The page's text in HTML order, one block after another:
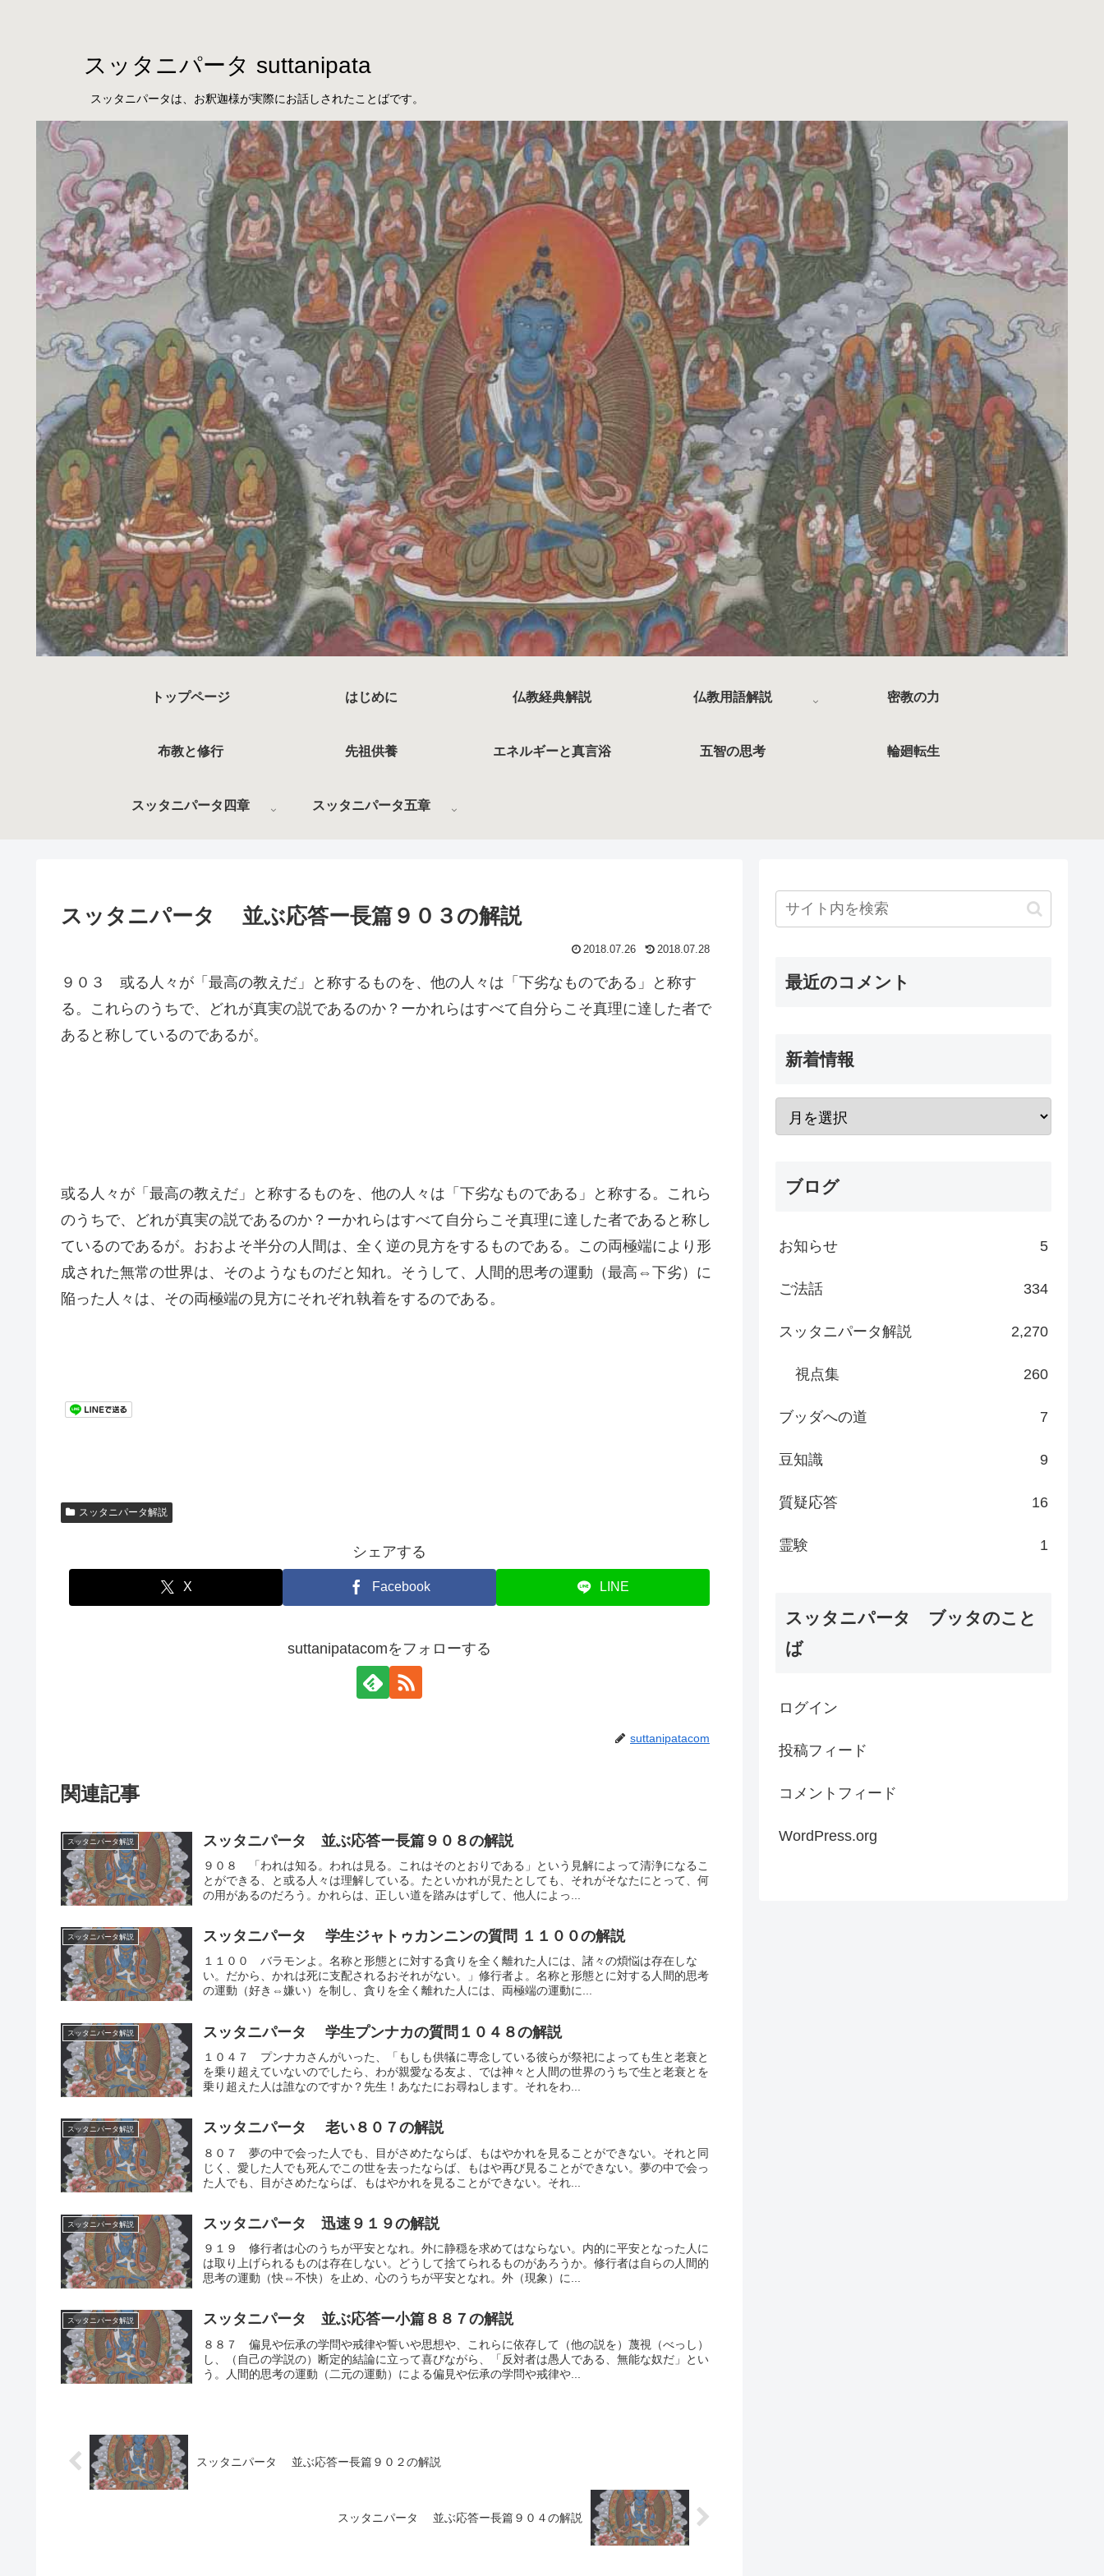
スッタニパータは、お釈迦様が実際にお話しされたことばです。
スッタニパータ suttanipata
トップページ はじめに 仏教経典解説 仏教用語解説 密教の力
布教と修行 先祖供養 エネルギーと真言浴 五智の思考 輪廻転生
スッタニパータ四章 スッタニパータ五章
スッタニパータ 並ぶ応答ー長篇９０３の解説
2018.07.26 2018.07.28
９０３ 或る人々が「最高の教えだ」と称するものを、他の人々は「下劣なものである」と称す
る。これらのうちで、どれが真実の説であるのか？ーかれらはすべて自分らこそ真理に達した者で
あると称しているのであるが。
或る人々が「最高の教えだ」と称するものを、他の人々は「下劣なものである」と称する。これら
のうちで、どれが真実の説であるのか？ーかれらはすべて自分らこそ真理に達した者であると称し
ているのであるが。おおよそ半分の人間は、全く逆の見方をするものである。この両極端により形
成された無常の世界は、そのようなものだと知れ。そうして、人間的思考の運動（最高⇔下劣）に
陥った人々は、その両極端の見方にそれぞれ執着をするのである。
スッタニパータ解説
シェアする
X Facebook LINE
suttanipatacomをフォローする
suttanipatacom
関連記事
スッタニパータ解説 スッタニパータ 並ぶ応答ー長篇９０８の解説
９０８ 「われは知る。われは見る。これはそのとおりである」という見解によって清浄になるこ
とができる、と或る人々は理解している。たといかれが見たとしても、それがそなたにとって、何
の用があるのだろう。かれらは、正しい道を踏みはずして、他人によっ...
スッタニパータ解説 スッタニパータ 学生ジャトゥカンニンの質問 １１００の解説
１１００ バラモンよ。名称と形態とに対する貪りを全く離れた人には、諸々の煩悩は存在しな
い。だから、かれは死に支配されるおそれがない。」修行者よ。名称と形態とに対する人間的思考
の運動（好き⇔嫌い）を制し、貪りを全く離れた人には、両極端の運動に...
スッタニパータ解説 スッタニパータ 学生プンナカの質問１０４８の解説
１０４７ プンナカさんがいった、「もしも供犠に専念している彼らが祭祀によっても生と老衰と
を乗り超えていないのでしたら、わが親愛なる友よ、では神々と人間の世界のうちで生と老衰とを
乗り超えた人は誰なのですか？先生！あなたにお尋ねします。それをわ...
スッタニパータ解説 スッタニパータ 老い８０７の解説
８０７ 夢の中で会った人でも、目がさめたならば、もはやかれを見ることができない。それと同
じく、愛した人でも死んでこの世を去ったならば、もはや再び見ることができない。夢の中で会っ
た人でも、目がさめたならば、もはやかれを見ることができない。それ...
スッタニパータ解説 スッタニパータ 迅速９１９の解説
９１９ 修行者は心のうちが平安となれ。外に静穏を求めてはならない。内的に平安となった人に
は取り上げられるものは存在しない。どうして捨てられるものがあろうか。修行者は自らの人間的
思考の運動（快⇔不快）を止め、心のうちが平安となれ。外（現象）に...
スッタニパータ解説 スッタニパータ 並ぶ応答ー小篇８８７の解説
８８７ 偏見や伝承の学問や戒律や誓いや思想や、これらに依存して（他の説を）蔑視（べっし）
し、（自己の学説の）断定的結論に立って喜びながら、「反対者は愚人である、無能な奴だ」とい
う。人間的思考の運動（二元の運動）による偏見や伝承の学問や戒律や...
スッタニパータ 並ぶ応答ー長篇９０２の解説
スッタニパータ 並ぶ応答ー長篇９０４の解説
最近のコメント
新着情報
ブログ
お知らせ 5
ご法話 334
スッタニパータ解説 2,270
視点集 260
ブッダへの道 7
豆知識 9
質疑応答 16
霊験 1
スッタニパータ ブッタのこと
ば
ログイン
投稿フィード
コメントフィード
WordPress.org